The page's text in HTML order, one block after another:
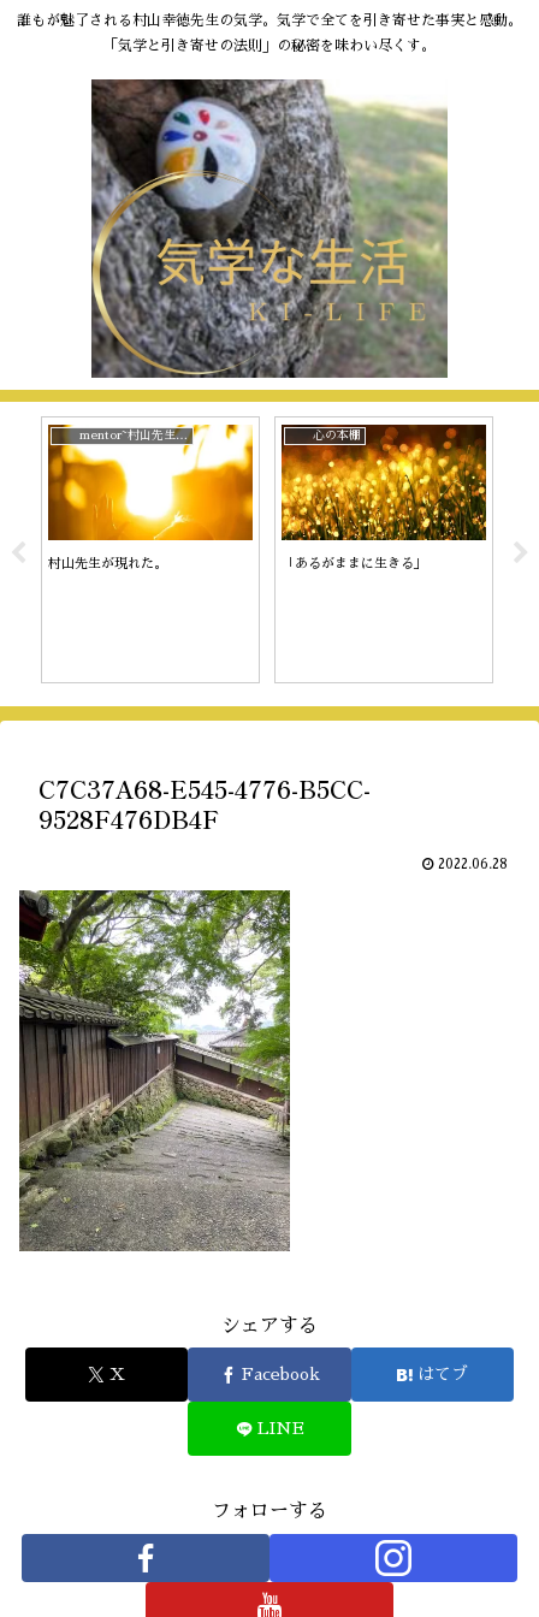
誰もが魅了される村山幸徳先生の気学。気学で全てを引き寄せた事実と感動。
「気学と引き寄せの法則」の秘密を味わい尽くす。
mentor~村山先生と。
村山先生が現れた。
心の本棚
「あるがままに生きる」 陰
C7C37A68-E545-4776-B5CC-
9528F476DB4F
2022.06.28
シェアする
X Facebook はてブ
LINE
フォローする